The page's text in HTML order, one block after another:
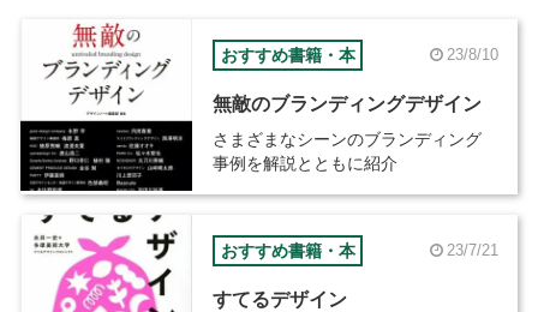
おすすめ書籍・本 23/8/10
無敵のブランディングデザイン
さまざまなシーンのブランディング
事例を解説とともに紹介
おすすめ書籍・本 23/7/21
すてるデザイン